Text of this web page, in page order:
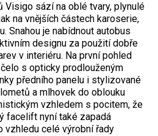
Visigo sází na oblé tvary, plynulé
na vnějších částech karoserie,
Snahou je nabídnout autobus
designu za použití dobře
v interiéru. Na první pohled
s opticky prodlouženým
předního panelu i stylizované
a mlhovek do oblouku
vzhledem s pocitem, že
facelift nyní také zapadá
vzhledu celé výrobní řady